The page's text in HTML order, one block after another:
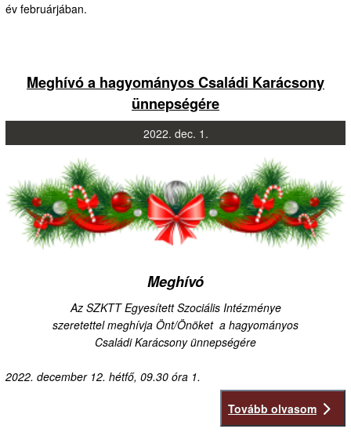
év februárjában.
Meghívó a hagyományos Családi Karácsony
ünnepségére
2022. dec. 1.
Meghívó
Az SZKTT Egyesített Szociális Intézménye
szeretettel meghívja Önt/Önöket a hagyományos
Családi Karácsony ünnepségére
2022. december 12. hétfő, 09.30 óra 1.
Tovább olvasom